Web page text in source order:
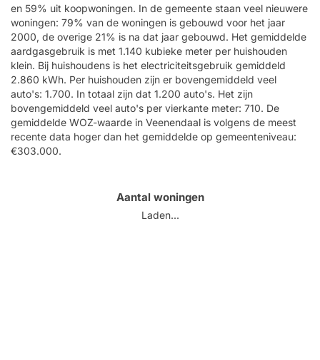
en 59% uit koopwoningen. In de gemeente staan veel nieuwere
woningen: 79% van de woningen is gebouwd voor het jaar
2000, de overige 21% is na dat jaar gebouwd. Het gemiddelde
aardgasgebruik is met 1.140 kubieke meter per huishouden
klein. Bij huishoudens is het electriciteitsgebruik gemiddeld
2.860 kWh. Per huishouden zijn er bovengemiddeld veel
auto's: 1.700. In totaal zijn dat 1.200 auto's. Het zijn
bovengemiddeld veel auto's per vierkante meter: 710. De
gemiddelde WOZ-waarde in Veenendaal is volgens de meest
recente data hoger dan het gemiddelde op gemeenteniveau:
€303.000.
Aantal woningen
Laden...